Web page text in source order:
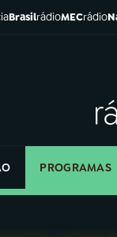
BrasilrádioMECrádio
PROGRAMAS